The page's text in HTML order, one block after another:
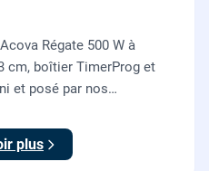
Régate 500 W à
cm, boîtier TimerProg et
et posé par nos
plus